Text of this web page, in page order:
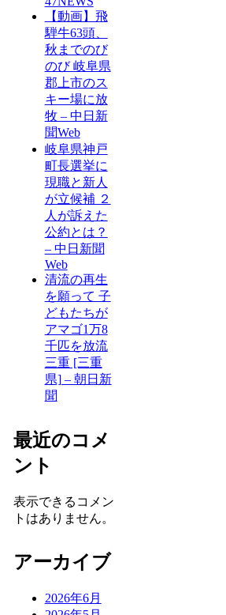
【動画】飛
騨牛63頭、
秋までのび
のび 岐阜県
郡上市のス
キー場に放
牧 – 中日新
聞Web
岐阜県神戸
町長選挙に
現職と新人
が立候補 ２
人が訴えた
公約とは？
– 中日新聞
Web
清流の再生
を願って 子
どもたちが
アマゴ1万8
千匹を放流
三重 [三重
県] – 朝日新
聞
最近のコメ
ント
表示できるコメン
トはありません。
アーカイブ
2026年6月